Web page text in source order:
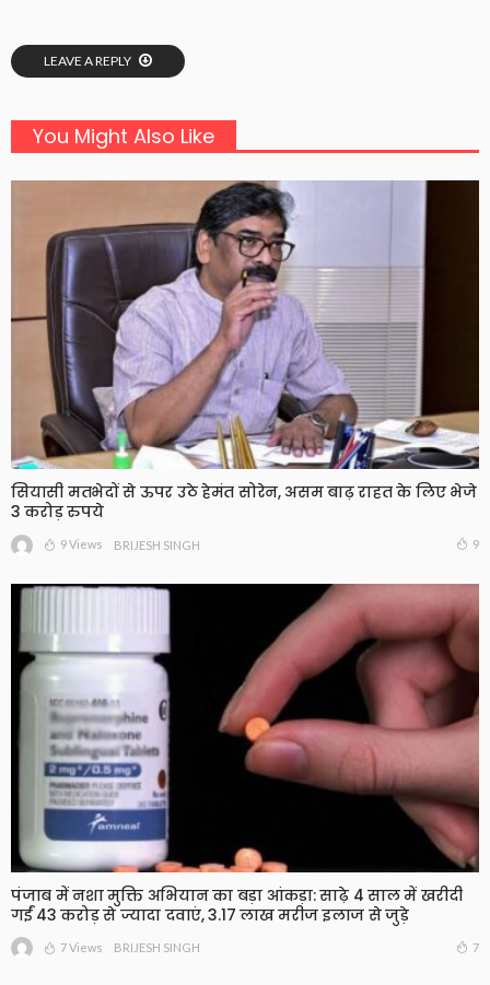
LEAVE A REPLY
You Might Also Like
सियासी मतभेदों से ऊपर उठे हेमंत सोरेन, असम बाढ़ राहत के लिए भेजे
3 करोड़ रुपये
9 Views BRIJESH SINGH 9
पंजाब में नशा मुक्ति अभियान का बड़ा आंकड़ा: साढ़े 4 साल में खरीदी
गईं 43 करोड़ से ज्यादा दवाएं, 3.17 लाख मरीज इलाज से जुड़े
7 Views BRIJESH SINGH 7